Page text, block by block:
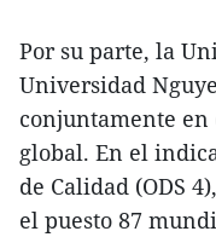
Por su parte, la
Universidad
conjuntamente en
global. En el
de Calidad (ODS
el puesto 87